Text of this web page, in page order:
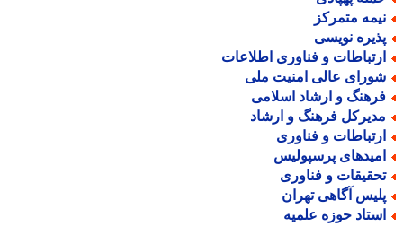
متمرکز
نویسی
و فناوری اطلاعات
عالی امنیت ملی
و ارشاد اسلامی
فرهنگ و ارشاد
و فناوری
پرسپولیس
و فناوری
آگاهی تهران
حوزه علمیه